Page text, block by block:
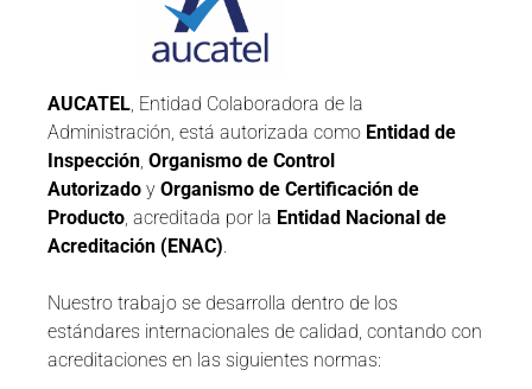
AUCATEL, Entidad Colaboradora de la
Administración, está autorizada como Entidad de
Inspección, Organismo de Control
Autorizado y Organismo de Certificación de
Producto, acreditada por la Entidad Nacional de
Acreditación (ENAC).
Nuestro trabajo se desarrolla dentro de los
estándares internacionales de calidad, contando con
acreditaciones en las siguientes normas: